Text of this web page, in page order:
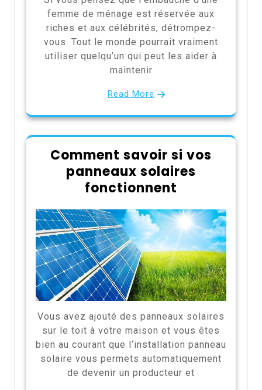
femme de ménage est réservée aux
riches et aux célébrités, détrompez-
vous. Tout le monde pourrait vraiment
utiliser quelqu’un qui peut les aider à
maintenir
Read More
Comment savoir si vos
panneaux solaires
fonctionnent
Vous avez ajouté des panneaux solaires
sur le toit à votre maison et vous êtes
bien au courant que l‘installation panneau
solaire vous permets automatiquement
de devenir un producteur et